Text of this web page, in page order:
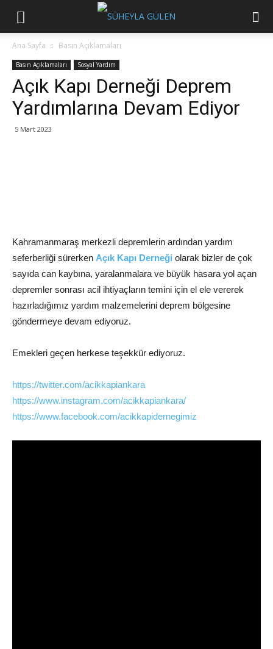
Ana Sayfa Basın Açıklamaları
Basın Açıklamaları Sosyal Yardım
Açık Kapı Derneği Deprem
Yardımlarına Devam Ediyor
5 Mart 2023
Kahramanmaraş merkezli depremlerin ardından yardım
seferberliği sürerken Açık Kapı Derneği olarak bizler de çok
sayıda can kaybına, yaralanmalara ve büyük hasara yol açan
depremler sonrası acil ihtiyaçların temini için el ele vererek
hazırladığımız yardım malzemelerini deprem bölgesine
göndermeye devam ediyoruz.
Emekleri geçen herkese teşekkür ediyoruz.
https://twitter.com/acikkapiankara
https://www.instagram.com/acikkapiankara/
https://www.facebook.com/acikkapidernegimiz